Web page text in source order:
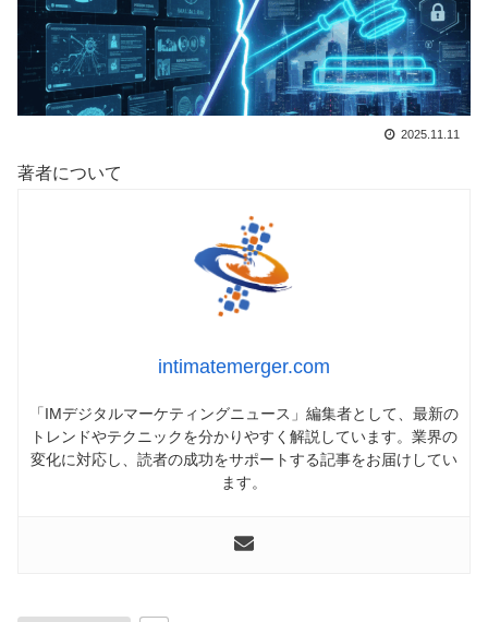
2025.11.11
著者について
intimatemerger.com
「IMデジタルマーケティングニュース」編集者として、最新の
トレンドやテクニックを分かりやすく解説しています。業界の
変化に対応し、読者の成功をサポートする記事をお届けしてい
ます。